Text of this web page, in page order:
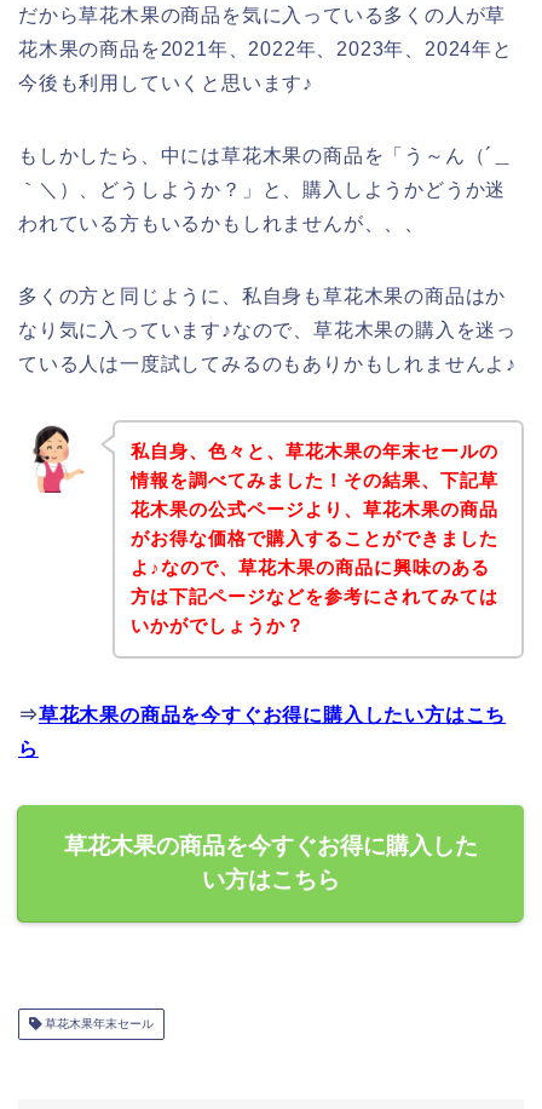
だから草花木果の商品を気に入っている多くの人が草
花木果の商品を2021年、2022年、2023年、2024年と
今後も利用していくと思います♪
もしかしたら、中には草花木果の商品を「う～ん（´＿
｀＼）、どうしようか？」と、購入しようかどうか迷
われている方もいるかもしれませんが、、、
多くの方と同じように、私自身も草花木果の商品はか
なり気に入っています♪なので、草花木果の購入を迷っ
ている人は一度試してみるのもありかもしれませんよ♪
私自身、色々と、草花木果の年末セールの
情報を調べてみました！その結果、下記草
花木果の公式ページより、草花木果の商品
がお得な価格で購入することができました
よ♪なので、草花木果の商品に興味のある
方は下記ページなどを参考にされてみては
いかがでしょうか？
⇒草花木果の商品を今すぐお得に購入したい方はこち
ら
草花木果の商品を今すぐお得に購入した
い方はこちら
草花木果年末セール